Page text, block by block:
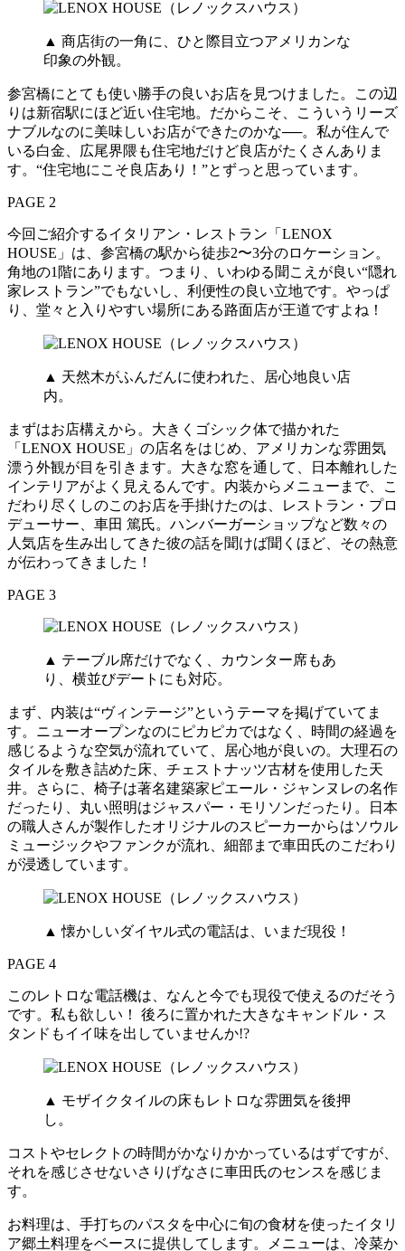
▲ 商店街の一角に、ひと際目立つアメリカンな
印象の外観。
参宮橋にとても使い勝手の良いお店を見つけました。この辺
りは新宿駅にほど近い住宅地。だからこそ、こういうリーズ
ナブルなのに美味しいお店ができたのかな──。私が住んで
いる白金、広尾界隈も住宅地だけど良店がたくさんありま
す。“住宅地にこそ良店あり！”とずっと思っています。
PAGE 2
今回ご紹介するイタリアン・レストラン「LENOX
HOUSE」は、参宮橋の駅から徒歩2〜3分のロケーション。
角地の1階にあります。つまり、いわゆる聞こえが良い“隠れ
家レストラン”でもないし、利便性の良い立地です。やっぱ
り、堂々と入りやすい場所にある路面店が王道ですよね！
▲ 天然木がふんだんに使われた、居心地良い店
内。
まずはお店構えから。大きくゴシック体で描かれた
「LENOX HOUSE」の店名をはじめ、アメリカンな雰囲気
漂う外観が目を引きます。大きな窓を通して、日本離れした
インテリアがよく見えるんです。内装からメニューまで、こ
だわり尽くしのこのお店を手掛けたのは、レストラン・プロ
デューサー、車田 篤氏。ハンバーガーショップなど数々の
人気店を生み出してきた彼の話を聞けば聞くほど、その熱意
が伝わってきました！
PAGE 3
▲ テーブル席だけでなく、カウンター席もあ
り、横並びデートにも対応。
まず、内装は“ヴィンテージ”というテーマを掲げていてま
す。ニューオープンなのにピカピカではなく、時間の経過を
感じるような空気が流れていて、居心地が良いの。大理石の
タイルを敷き詰めた床、チェストナッツ古材を使用した天
井。さらに、椅子は著名建築家ピエール・ジャンヌレの名作
だったり、丸い照明はジャスパー・モリソンだったり。日本
の職人さんが製作したオリジナルのスピーカーからはソウル
ミュージックやファンクが流れ、細部まで車田氏のこだわり
が浸透しています。
▲ 懐かしいダイヤル式の電話は、いまだ現役！
PAGE 4
このレトロな電話機は、なんと今でも現役で使えるのだそう
です。私も欲しい！ 後ろに置かれた大きなキャンドル・ス
タンドもイイ味を出していませんか!?
▲ モザイクタイルの床もレトロな雰囲気を後押
し。
コストやセレクトの時間がかなりかかっているはずですが、
それを感じさせないさりげなさに車田氏のセンスを感じま
す。
お料理は、手打ちのパスタを中心に旬の食材を使ったイタリ
ア郷土料理をベースに提供してします。メニューは、冷菜か